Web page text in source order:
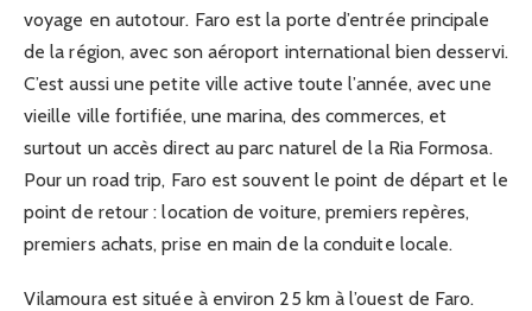
voyage en autotour. Faro est la porte d’entrée principale
de la région, avec son aéroport international bien desservi.
C’est aussi une petite ville active toute l’année, avec une
vieille ville fortifiée, une marina, des commerces, et
surtout un accès direct au parc naturel de la Ria Formosa.
Pour un road trip, Faro est souvent le point de départ et le
point de retour : location de voiture, premiers repères,
premiers achats, prise en main de la conduite locale.
Vilamoura est située à environ 25 km à l’ouest de Faro.